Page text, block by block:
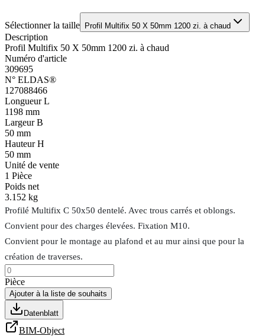
Sélectionner la taille Profil Multifix 50 X 50mm 1200 zi. à chaud
Description
Profil Multifix 50 X 50mm 1200 zi. à chaud
Numéro d'article
309695
N° ELDAS®
127088466
Longueur L
1198 mm
Largeur B
50 mm
Hauteur H
50 mm
Unité de vente
1 Pièce
Poids net
3.152 kg
Profilé Multifix C 50x50 dentelé. Avec trous carrés et oblongs.
Convient pour des charges élevées. Fixation M10.
Convient pour le montage au plafond et au mur ainsi que pour la
création de traverses.
Pièce
Ajouter à la liste de souhaits
Datenblatt
BIM-Object